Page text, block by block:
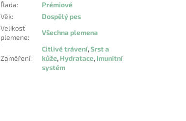
Řada:
Prémiové
Věk:
Dospělý pes
Velikost
plemene:
Všechna plemena
Zaměření:
Citlivé trávení,Srst a
kůže, Hydratace, Imunitní
systém